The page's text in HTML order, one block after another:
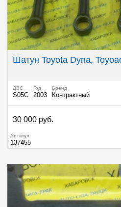
Шатун Toyota Dyna,
ДВС
S05C
Год
2003
Бренд
Контрактный
30 000 руб.
Артикул
137455